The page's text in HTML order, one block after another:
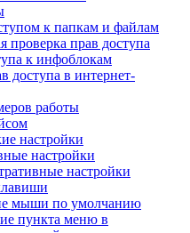
к папкам и файлам
проверка прав доступа
к инфоблокам
доступа в интернет-
работы
настройки
настройки
настройки
мыши по умолчанию
пункта меню в